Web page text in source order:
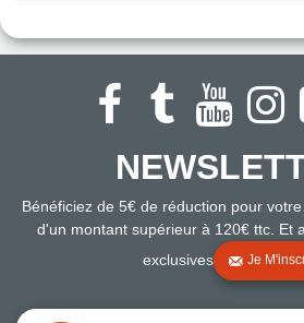
Bénéficiez de 5€ de réduction pour
d'un montant supérieur à 120€ ttc. Et
exclusives
Je